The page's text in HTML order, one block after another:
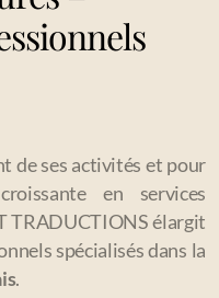
de ses activités et pour
en services
TRADUCTIONS élargit
spécialisés dans la
.